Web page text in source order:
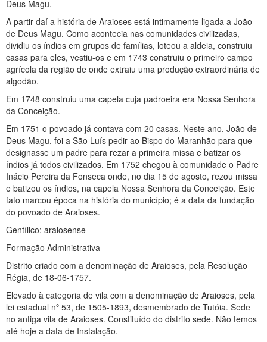
Deus Magu.
A partir daí a história de Araioses está intimamente ligada a João
de Deus Magu. Como acontecia nas comunidades civilizadas,
dividiu os índios em grupos de famílias, loteou a aldeia, construiu
casas para eles, vestiu-os e em 1743 construiu o primeiro campo
agrícola da região de onde extraiu uma produção extraordinária de
algodão.
Em 1748 construiu uma capela cuja padroeira era Nossa Senhora
da Conceição.
Em 1751 o povoado já contava com 20 casas. Neste ano, João de
Deus Magu, foi a São Luís pedir ao Bispo do Maranhão para que
designasse um padre para rezar a primeira missa e batizar os
índios já todos civilizados. Em 1752 chegou à comunidade o Padre
Inácio Pereira da Fonseca onde, no dia 15 de agosto, rezou missa
e batizou os índios, na capela Nossa Senhora da Conceição. Este
fato marcou época na história do município; é a data da fundação
do povoado de Araioses.
Gentílico: araiosense
Formação Administrativa
Distrito criado com a denominação de Araioses, pela Resolução
Régia, de 18-06-1757.
Elevado à categoria de vila com a denominação de Araioses, pela
lei estadual nº 53, de 1505-1893, desmembrado de Tutóia. Sede
no antiga vila de Araioses. Constituído do distrito sede. Não temos
até hoje a data de Instalação.